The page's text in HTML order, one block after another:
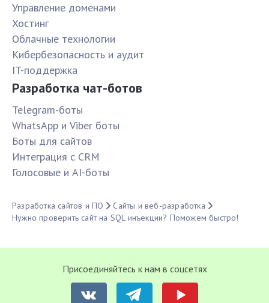
Управление доменами
Хостинг
Облачные технологии
Кибербезопасность и аудит
IT-поддержка
Разработка чат-ботов
Telegram-боты
WhatsApp и Viber боты
Боты для сайтов
Интеграция с CRM
Голосовые и AI-боты
Разработка сайтов и ПО
Сайты и веб-разработка
Нужно проверить сайт на SQL инъекции? Поможем быстро!
Присоединяйтесь к нам в соцсетях